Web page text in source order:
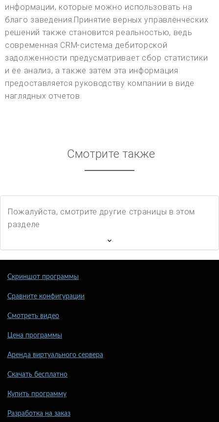
информации, которые можно использовать на
благо заведения.Принятие верных управленческих
решений также становится реальностью, ведь
современная CRM-система дебиторской
задолженности предусматривает сбор статистики
и ее анализ, а также затем эта информация
предоставляется руководству компании в виде
наглядных отчетов.
Смотрите также
Пожалуйста, смотрите другие страницы в этом
разделе
Скриншот программы
Сравните конфигурации
Смотреть видео
Цена программы
Аренда виртуального сервера
Скачать бесплатно
Купить программу
Разработка на заказ